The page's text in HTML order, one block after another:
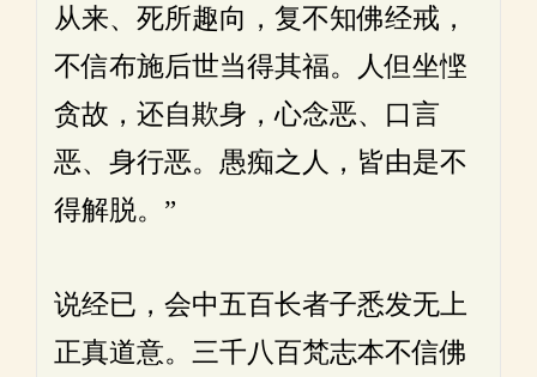
从来、死所趣向，复不知佛经戒，
不信布施后世当得其福。人但坐悭
贪故，还自欺身，心念恶、口言
恶、身行恶。愚痴之人，皆由是不
得解脱。”
说经已，会中五百长者子悉发无上
正真道意。三千八百梵志本不信佛